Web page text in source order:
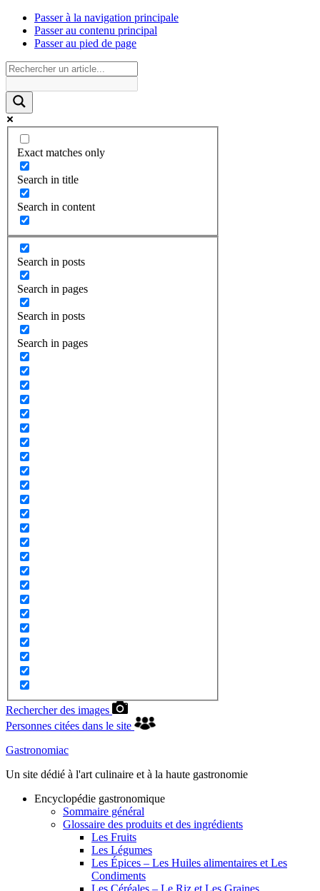
Passer à la navigation principale
Passer au contenu principal
Passer au pied de page
Exact matches only
Search in title
Search in content
Search in posts
Search in pages
Search in posts
Search in pages
Rechercher des images
Personnes citées dans le site
Gastronomiac
Un site dédié à l'art culinaire et à la haute gastronomie
Encyclopédie gastronomique
Sommaire général
Glossaire des produits et des ingrédients
Les Fruits
Les Légumes
Les Épices – Les Huiles alimentaires et Les
Condiments